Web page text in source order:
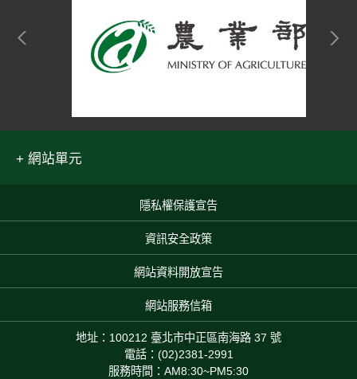
網站單元
隱私權保護宣告
資訊安全政策
網站資料開放宣告
網站服務信箱
地址：100212 臺北市中正區南海路 37 號
電話：(02)2381-2991
服務時間：AM8:30~PM5:30